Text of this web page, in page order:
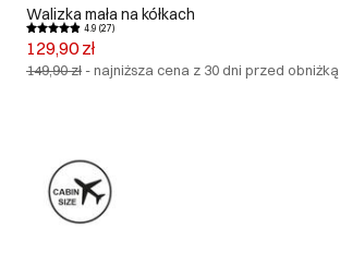
Walizka mała na kółkach
4.9 (27)
129,90 zł
149,90 zł -najniższa cena z 30 dni przed obniżką